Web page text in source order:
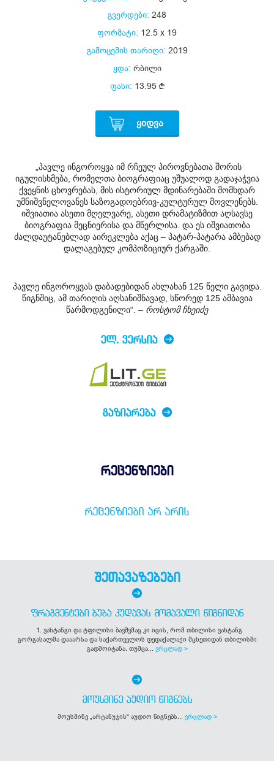
გვერდები: 248
ფორმატი: 12.5 x 19
გამოცემის თარიღი: 2019
ყდა: რბილი
ფასი: 13.95
ᲧᲘᲓᲕᲐ
„პავლე ინგოროყვა იმ რჩეულ პიროვნებათა შორის
იგულისხმება, რომელთა ბიოგრაფიაც უშუალოდ გადაჯაჭვია
ქვეყნის ცხოვრებას, მის ისტორიულ მდინარებაში მომხდარ
უმნიშვნელოვანეს საზოგადოებრივ-კულტურულ მოვლენებს.
იშვიათია ასეთი მღელვარე, ასეთი დრამატიზმით აღსავსე
ბიოგრაფია მეცნიერისა და მწერლისა. და ეს იშვიათობა
ძალდაუტანებლად აირეკლება აქაც – პატარ-პატარა ამბებად
დალაგებულ კომპოზიციურ ქარგაში.
პავლე ინგოროყვას დაბადებიდან ახლახან 125 წელი გავიდა.
წიგნშიც, ამ თარიღის აღსანიშნავად, სწორედ 125 ამბავია
წარმოდგენილი“. – როსტომ ჩხეიძე
ᲔᲚ. ᲕᲔᲠᲡᲘᲐ
ᲒᲐᲖᲘᲐᲠᲔᲑᲐ
რეცენზიები
ᲠᲔᲪᲔᲜᲖᲘᲔᲑᲘ ᲐᲠ ᲐᲠᲘᲡ
შეთავაზებები
ᲤᲠᲐᲒᲛᲔᲜᲢᲔᲑᲘ ᲑᲣᲑᲐ ᲙᲣᲓᲐᲕᲐᲡ ᲛᲝᲛᲐᲕᲐᲚᲘ ᲬᲘᲒᲜᲘᲓᲐᲜ
1. ვახტანგი და ტფილისი ბავშვმაც კი იცის, რომ თბილისი ვახტანგ
გორგასალმა დააარსა და საქართველოს დედაქალაქი მცხეთიდან თბილისში
გადმოიტანა. თუმცა... ვრცლად >
ᲛᲝᲣᲡᲛᲘᲜᲔ ᲐᲣᲓᲘᲝ ᲬᲘᲒᲜᲔᲑᲡ
მოუსმინე „არტანუჯის“ აუდიო წიგნებს... ვრცლად >